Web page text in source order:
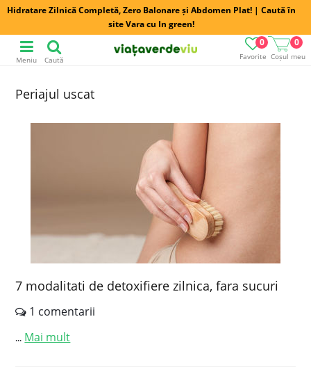
Hidratare Zilnică Completă, Zero Balonare și Abdomen Plat! | Caută în
site Vara cu In green!
Favorite
0
Coșul meu
0
Meniu Caută
Periajul uscat
7 modalitati de detoxifiere zilnica, fara sucuri
1 comentarii
... Mai mult